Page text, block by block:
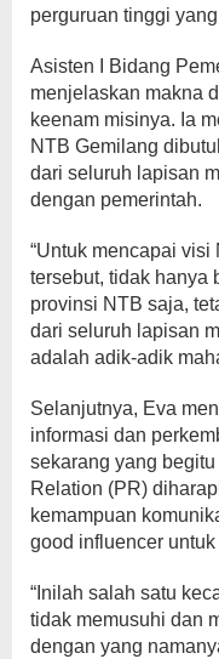
perguruan tinggi
Asisten I Bidang
menjelaskan makna
keenam misinya. Ia
NTB Gemilang
dari seluruh lapisan
dengan pemerintah.
“Untuk mencapai
tersebut, tidak hanya
provinsi NTB saja,
dari seluruh lapisan
adalah adik-adik
Selanjutnya, Eva
informasi dan
sekarang yang
Relation (PR)
kemampuan
good influencer
“Inilah salah satu
tidak memusuhi dan
dengan yang